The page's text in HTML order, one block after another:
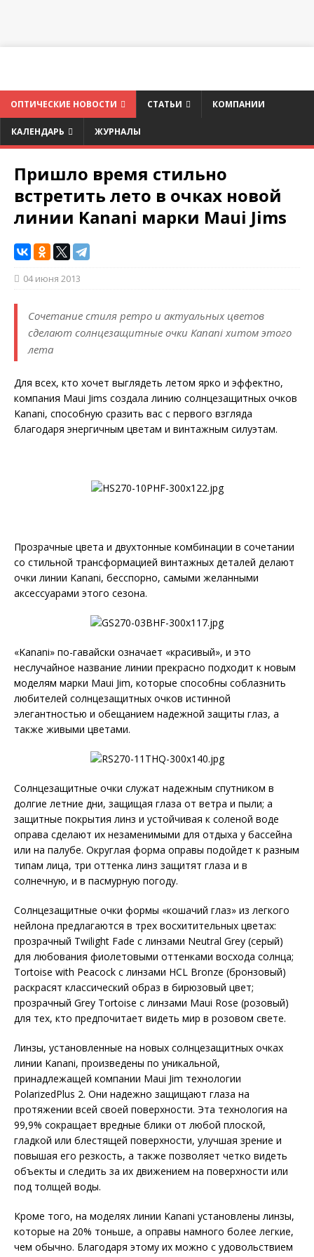
ОПТИЧЕСКИЕ НОВОСТИ СТАТЬИ КОМПАНИИ
КАЛЕНДАРЬ ЖУРНАЛЫ
Пришло время стильно
встретить лето в очках новой
линии Kanani марки Maui Jims
04 июня 2013
Сочетание стиля ретро и актуальных цветов
сделают солнцезащитные очки Kanani хитом этого
лета
Для всех, кто хочет выглядеть летом ярко и эффектно,
компания Maui Jims создала линию солнцезащитных очков
Kanani, способную сразить вас с первого взгляда
благодаря энергичным цветам и винтажным силуэтам.
Прозрачные цвета и двухтонные комбинации в сочетании
со стильной трансформацией винтажных деталей делают
очки линии Kanani, бесспорно, самыми желанными
аксессуарами этого сезона.
«Kanani» по-гавайски означает «красивый», и это
неслучайное название линии прекрасно подходит к новым
моделям марки Maui Jim, которые способны соблазнить
любителей солнцезащитных очков истинной
элегантностью и обещанием надежной защиты глаз, а
также живыми цветами.
Солнцезащитные очки служат надежным спутником в
долгие летние дни, защищая глаза от ветра и пыли; а
защитные покрытия линз и устойчивая к соленой воде
оправа сделают их незаменимыми для отдыха у бассейна
или на палубе. Округлая форма оправы подойдет к разным
типам лица, три оттенка линз защитят глаза и в
солнечную, и в пасмурную погоду.
Солнцезащитные очки формы «кошачий глаз» из легкого
нейлона предлагаются в трех восхитительных цветах:
прозрачный Twilight Fade с линзами Neutral Grey (серый)
для любования фиолетовыми оттенками восхода солнца;
Tortoise with Peacock с линзами HCL Bronze (бронзовый)
раскрасят классический образ в бирюзовый цвет;
прозрачный Grey Tortoise с линзами Maui Rose (розовый)
для тех, кто предпочитает видеть мир в розовом свете.
Линзы, установленные на новых солнцезащитных очках
линии Kanani, произведены по уникальной,
принадлежащей компании Maui Jim технологии
PolarizedPlus 2. Они надежно защищают глаза на
протяжении всей своей поверхности. Эта технология на
99,9% сокращает вредные блики от любой плоской,
гладкой или блестящей поверхности, улучшая зрение и
повышая его резкость, а также позволяет четко видеть
объекты и следить за их движением на поверхности или
под толщей воды.
Кроме того, на моделях линии Kanani установлены линзы,
которые на 20% тоньше, а оправы намного более легкие,
чем обычно. Благодаря этому их можно с удовольствием